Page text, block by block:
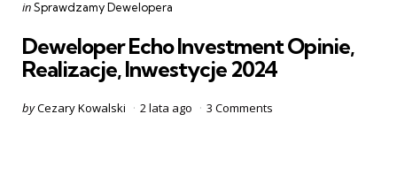
Categories
Posted
inSprawdzamy Dewelopera
Deweloper Echo Investment Opinie,
Realizacje, Inwestycje 2024
Posted
byCezary Kowalski 2 lata ago 3 Comments